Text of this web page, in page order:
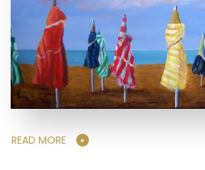
READ MORE